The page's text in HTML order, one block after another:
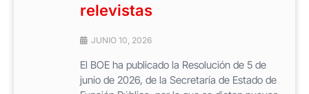
relevistas
JUNIO 10, 2026
El BOE ha publicado la Resolución de 5 de
junio de 2026, de la Secretaría de Estado de